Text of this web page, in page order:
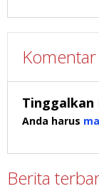
Komentar
Tinggalkan
Anda harus
Berita